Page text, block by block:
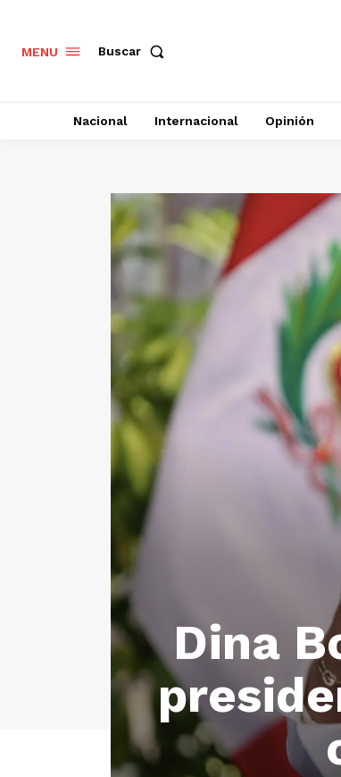
MENU Buscar
Nacional Internacional Opinión
Dina